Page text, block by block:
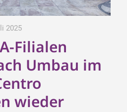
2025
Filialen
Umbau im
wieder